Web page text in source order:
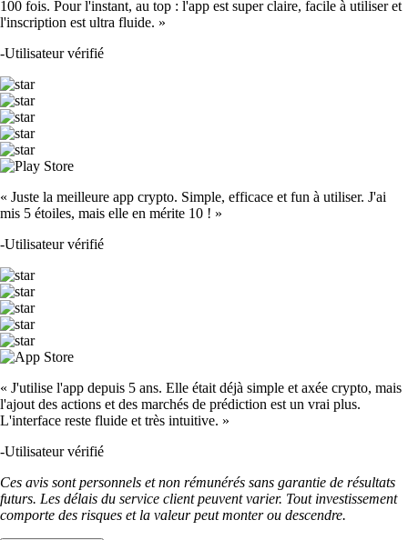
100 fois. Pour l'instant, au top : l'app est super claire, facile à utiliser et
l'inscription est ultra fluide. »
-Utilisateur vérifié
« Juste la meilleure app crypto. Simple, efficace et fun à utiliser. J'ai
mis 5 étoiles, mais elle en mérite 10 ! »
-Utilisateur vérifié
« J'utilise l'app depuis 5 ans. Elle était déjà simple et axée crypto, mais
l'ajout des actions et des marchés de prédiction est un vrai plus.
L'interface reste fluide et très intuitive. »
-Utilisateur vérifié
Ces avis sont personnels et non rémunérés sans garantie de résultats
futurs. Les délais du service client peuvent varier. Tout investissement
comporte des risques et la valeur peut monter ou descendre.